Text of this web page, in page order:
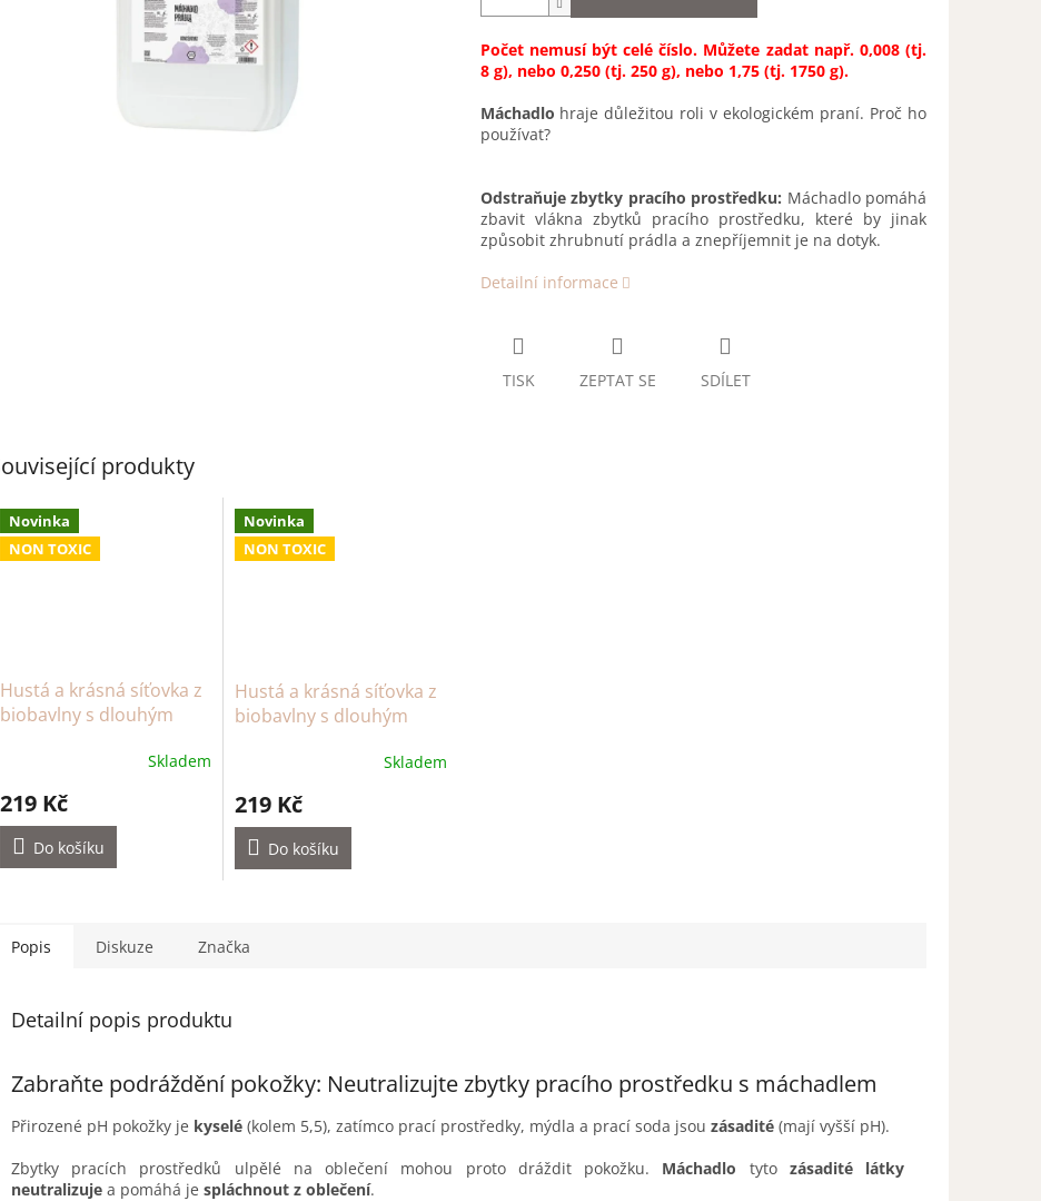
Počet nemusí být celé číslo. Můžete zadat např. 0,008 (tj.
8 g), nebo 0,250 (tj. 250 g), nebo 1,75 (tj. 1750 g).
Máchadlo hraje důležitou roli v ekologickém praní. Proč ho
používat?
Odstraňuje zbytky pracího prostředku: Máchadlo pomáhá
zbavit vlákna zbytků pracího prostředku, které by jinak
způsobit zhrubnutí prádla a znepříjemnit je na dotyk.
Detailní informace
TISK ZEPTAT SE SDÍLET
produkty
Novinka
NON TOXIC
Hustá a krásná síťovka z
biobavlny s dlouhým
Skladem
219 Kč
Do košíku
Novinka
NON TOXIC
Hustá a krásná síťovka z
biobavlny s dlouhým
Skladem
219 Kč
Do košíku
Popis Diskuze Značka
Detailní popis produktu
Zabraňte podráždění pokožky: Neutralizujte zbytky pracího prostředku s máchadlem
Přirozené pH pokožky je kyselé (kolem 5,5), zatímco prací prostředky, mýdla a prací soda jsou zásadité (mají vyšší pH).
Zbytky pracích prostředků ulpělé na oblečení mohou proto dráždit pokožku.
Máchadlo tyto
zásadité látky
neutralizuje a pomáhá je spláchnout z oblečení.